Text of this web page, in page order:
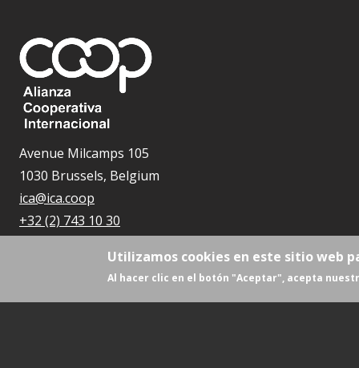
Avenue Milcamps 105
1030 Brussels, Belgium
ica@ica.coop
+32 (2) 743 10 30
Utilizamos cookies en este sitio web
Al hacer clic en el botón "Aceptar", acepta